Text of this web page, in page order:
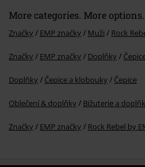
More categories. More options.
Značky EMP značky Muži Rock
Značky EMP značky Doplňky
Doplňky Čepice a klobouky Čepice
Oblečení & doplňky Bižuterie a
Značky EMP značky Rock Rebel by